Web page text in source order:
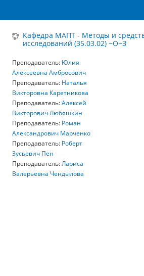
Кафедра МАПТ - Методы и
исследований (35.03.02) ~О~З
Преподаватель: Юлия
Алексеевна Амбросович
Преподаватель: Наталья
Викторовна Каретникова
Преподаватель:Алексей
Викторович Любяшкин
Преподаватель: Роман
Александрович Марченко
Преподаватель: Роберт
Зусьевич Пен
Преподаватель:Лариса
Валерьевна Чендылова